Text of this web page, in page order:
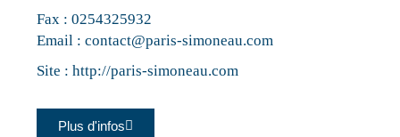
Fax : 0254325932
Email :contact@paris-simoneau.com
Site :http://paris-simoneau.com
Plus d'infos